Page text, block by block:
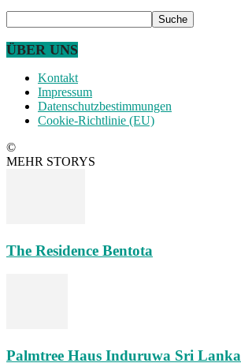
ÜBER UNS
Kontakt
Impressum
Datenschutzbestimmungen
Cookie-Richtlinie (EU)
©
MEHR STORYS
The Residence Bentota
Palmtree Haus Induruwa Sri Lanka